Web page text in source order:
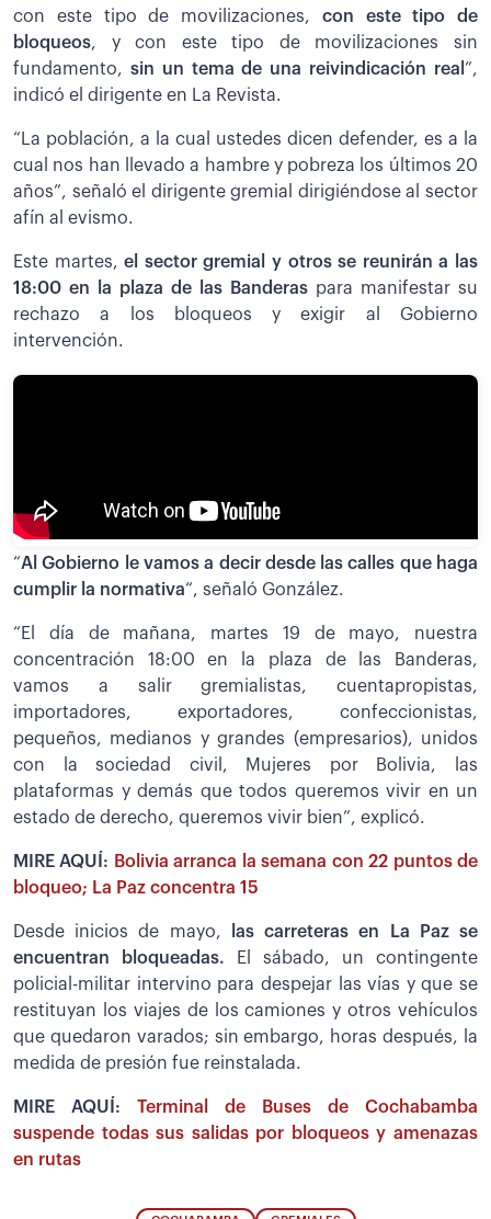
con este tipo de movilizaciones, con este tipo de
bloqueos, y con este tipo de movilizaciones sin
fundamento, sin un tema de una reivindicación real ”,
indicó el dirigente en La Revista.
“La población, a la cual ustedes dicen defender, es a la
cual nos han llevado a hambre y pobreza los últimos 20
años”, señaló el dirigente gremial dirigiéndose al sector
afín al evismo.
Este martes,el sector gremial y otros se reunirán a las
18:00 en la plaza de las Banderas para manifestar su
rechazo a los bloqueos y exigir al Gobierno
intervención.
“Al Gobierno le vamos a decir desde las calles que haga
cumplir la normativa“, señaló González.
“El día de mañana, martes 19 de mayo, nuestra
concentración 18:00 en la plaza de las Banderas,
vamos a salir gremialistas, cuentapropistas,
importadores, exportadores, confeccionistas,
pequeños, medianos y grandes (empresarios), unidos
con la sociedad civil, Mujeres por Bolivia, las
plataformas y demás que todos queremos vivir en un
estado de derecho, queremos vivir bien”, explicó.
MIRE AQUÍ: Bolivia arranca la semana con 22 puntos de
bloqueo; La Paz concentra 15
Desde inicios de mayo,
las carreteras en La Paz se
encuentran bloqueadas.
El sábado, un contingente
policial-militar intervino para despejar las vías y que se
restituyan los viajes de los camiones y otros vehículos
que quedaron varados; sin embargo, horas después, la
medida de presión fue reinstalada.
MIRE AQUÍ: Terminal de Buses de Cochabamba
suspende todas sus salidas por bloqueos y amenazas
en rutas